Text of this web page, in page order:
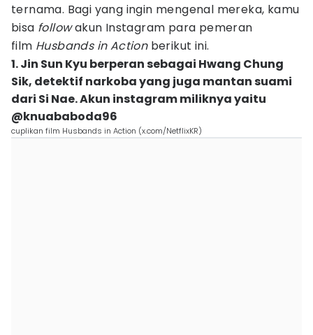
ternama. Bagi yang ingin mengenal mereka, kamu
bisa followakun Instagram para pemeran
film Husbands in Actionberikut ini.
1. Jin Sun Kyu berperan sebagai Hwang Chung
Sik, detektif narkoba yang juga mantan suami
dari Si Nae. Akun instagram miliknya yaitu
@knuababoda96
cuplikan film Husbands in Action (x.com/NetflixKR)